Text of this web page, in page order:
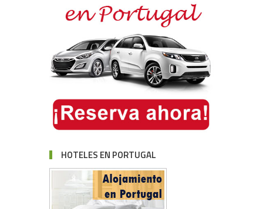
HOTELES EN PORTUGAL